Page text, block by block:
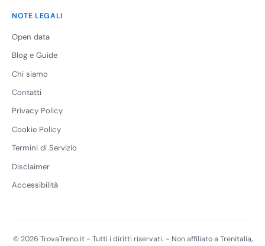
NOTE LEGALI
Open data
Blog e Guide
Chi siamo
Contatti
Privacy Policy
Cookie Policy
Termini di Servizio
Disclaimer
Accessibilità
© 2026 TrovaTreno.it - Tutti i diritti riservati. - Non affiliato a Trenitalia,